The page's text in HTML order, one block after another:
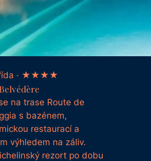
· ★★★★
na trase Route de
s bazénem,
restaurací a
výhledem na záliv.
rezort po dobu